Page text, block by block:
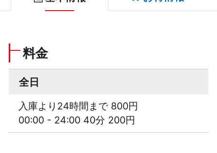
料金
全日
入庫より24時間まで 800円
00:00 - 24:00 40分 200円